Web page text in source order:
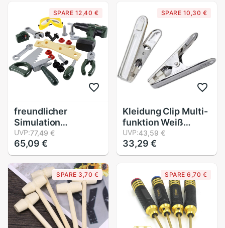
Schraubstock
Werkzeug Größe:
12*2,5 cm
Fernbedienung
Auto Universal-
Dekoration
Werkzeug
SPARE 12,40 €
freundlicher
Simulation
Reparatur
Werkzeug
Kunststoff
vorgeben Spielen
Spielzeug FrüHenne
Lernen Bildung
Spielzeug Kreative
Spielzeug für
Jungen Geburtstag
UVP:77,49 €
65,09 €
SPARE 10,30 €
Kleidung Clip Multi-
funktion Weiß
Tablette Edelstahl
410 20 stücke
Solide Langlebig
Lagerung Clip
UVP:43,59 €
33,29 €
SPARE 3,70 € SPARE 6,70 €